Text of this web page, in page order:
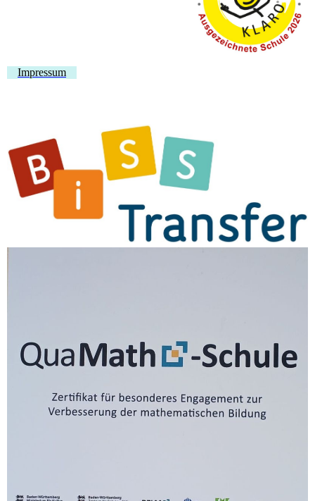
Impressum